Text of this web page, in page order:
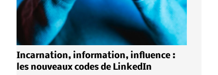
Incarnation, information, influence :
les nouveaux codes de LinkedIn